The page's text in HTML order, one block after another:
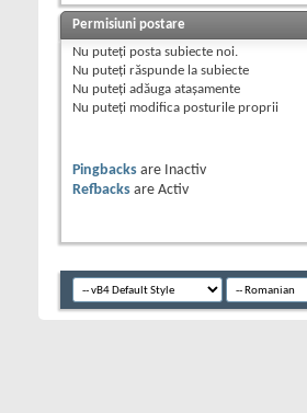
Permisiuni postare
Nu puteţi posta subiecte noi.
Nu puteţi răspunde la subiecte
Nu puteţi adăuga ataşamente
Nu puteţi modifica posturile proprii
Pingbacks are
Inactiv
Refbacks are Activ